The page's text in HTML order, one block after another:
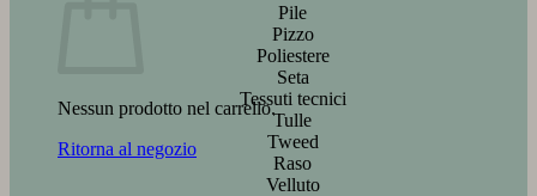
Nessun prodotto nel carrello.
Ritorna al negozio
Pile
Pizzo
Poliestere
Seta
Tessuti tecnici
Tulle
Tweed
Raso
Velluto